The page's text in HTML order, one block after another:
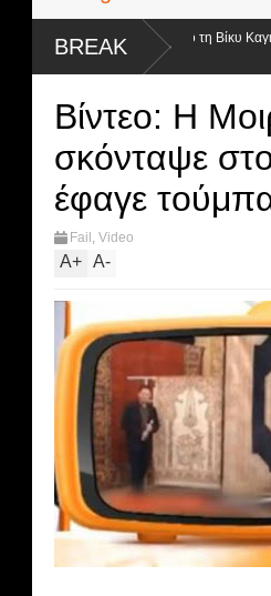
BREAK
GNTM Spoiler - Βόμβα από τη Βίκυ Καγιά
θα είναι...
Βίντεο: Η
σκόνταψε
έφαγε
Fail , Video
A+ A-